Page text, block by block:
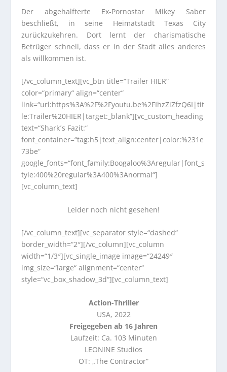
Der abgehalfterte Ex-Pornostar Mikey Saber
beschließt, in seine Heimatstadt Texas City
zurückzukehren. Dort lernt der charismatische
Betrüger schnell, dass er in der Stadt alles anderes
als willkommen ist.
[/vc_column_text][vc_btn title=“Trailer HIER“
color=“primary“ align=“center“
link=“url:https%3A%2F%2Fyoutu.be%2FIhzZiZfzQ6I|tit
le:Trailer%20HIER|target:_blank“][vc_custom_heading
text=“Shark´s Fazit:“
font_container=“tag:h5|text_align:center|color:%231e
73be“
google_fonts=“font_family:Boogaloo%3Aregular|font_s
tyle:400%20regular%3A400%3Anormal“]
[vc_column_text]
Leider noch nicht gesehen!
[/vc_column_text][vc_separator style=“dashed“
border_width=“2″][/vc_column][vc_column
width=“1/3″][vc_single_image image=“24249″
img_size=“large“ alignment=“center“
style=“vc_box_shadow_3d“][vc_column_text]
Action-Thriller
USA, 2022
Freigegeben ab 16 Jahren
Laufzeit: Ca. 103 Minuten
LEONINE Studios
OT: „The Contractor“